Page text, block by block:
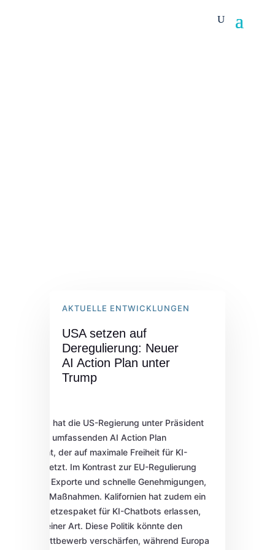
AKTUELLE ENTWICKLUNGEN
USA setzen auf
Deregulierung: Neuer
AI Action Plan unter
Trump
Im Juli 2025 hat die US-Regierung unter Präsident
Trump einen umfassenden AI Action Plan
veröffentlicht, der auf maximale Freiheit für KI-
Entwickler setzt. Im Kontrast zur EU-Regulierung
priorisiert er Exporte und schnelle Genehmigungen,
mit über 90 Maßnahmen. Kalifornien hat zudem ein
eigenes Gesetzespaket für KI-Chatbots erlassen,
das erste seiner Art. Diese Politik könnte den
globalen Wettbewerb verschärfen, während Europa